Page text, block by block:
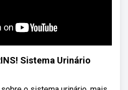
Sistema Urinário